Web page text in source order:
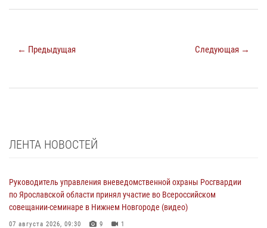
← Предыдущая Следующая →
ЛЕНТА НОВОСТЕЙ
Руководитель управления вневедомственной охраны Росгвардии
по Ярославской области принял участие во Всероссийском
совещании-семинаре в Нижнем Новгороде (видео)
07 августа 2026, 09:30 9 1